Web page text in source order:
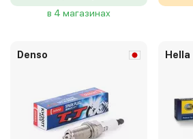
в 4 магазинах
Denso Hella